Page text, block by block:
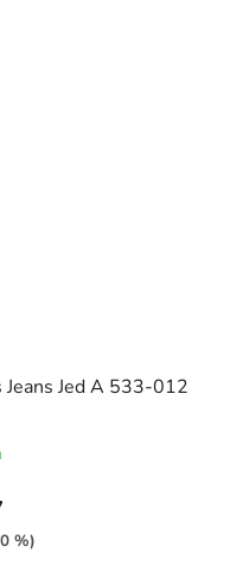
Jeans Jed A 533-012
%)